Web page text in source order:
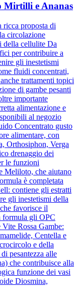
Mirtilli e Ananas
ricca proposta di
circolazione
della cellulite Da
per contribuire a
gli inestetismi
fluidi concentrati,
trattamenti topici
di gambe pesanti
importante
alimentazione e
al negozio
Concentrato gusto
alimentare, con
Orthosiphon, Verga
drenaggio dei
le funzioni
Meliloto, che aiutano
è completata
contiene gli estratti
gli inestetismi della
favorisce il
formula gli OPC
Rossa Gambe:
Centella e
e della
pesantezza alle
che contribuisce alla
funzione dei vasi
Diosmina,